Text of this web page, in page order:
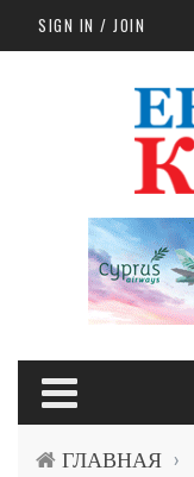
Skip to main content
SIGN IN / JOIN
ГЛАВНАЯ ›